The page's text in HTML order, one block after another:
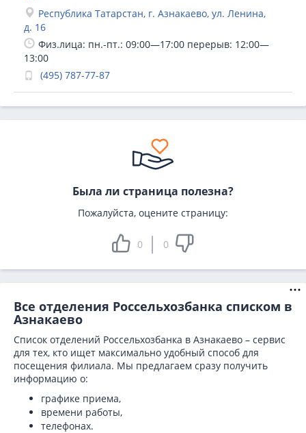
Республика Татарстан, г. Азнакаево, ул. Ленина,
д. 16
Физ.лица: пн.-пт.: 09:00—17:00 перерыв: 12:00—
13:00
(495) 787-77-87
Была ли страница полезна?
Пожалуйста, оцените страницу:
0 0
Все отделения Россельхозбанка списком в
Азнакаево
Список отделений Россельхозбанка в Азнакаево – сервис
для тех, кто ищет максимально удобный способ для
посещения филиала. Мы предлагаем сразу получить
информацию о:
графике приема,
времени работы,
телефонах.